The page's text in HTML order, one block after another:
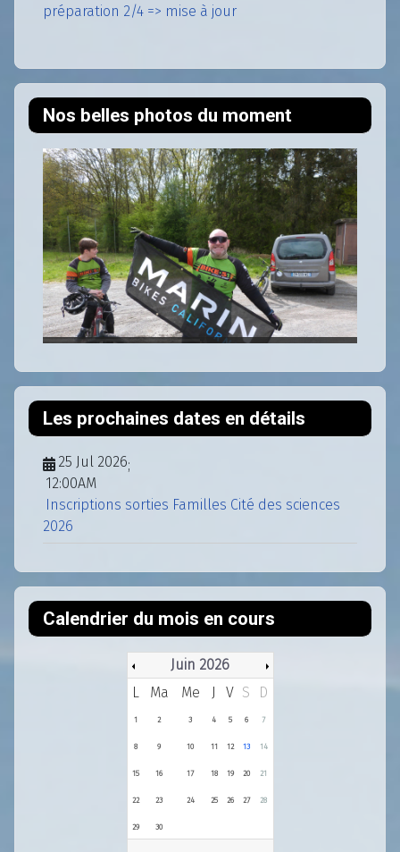
préparation 2/4 => mise à jour
Nos belles photos du moment
Les prochaines dates en détails
25 Jul 2026;
12:00AM
Inscriptions sorties Familles Cité des sciences
2026
Calendrier du mois en cours
Juin 2026
L
Ma Me J V S D
1 2 3 4 5 6 7
8 9 10 11 12 13 14
15 16 17 18 19 20 21
22 23 24 25 26 27 28
29 30